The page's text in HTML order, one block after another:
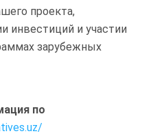
проекта,
инвестиций и участии
зарубежных
по